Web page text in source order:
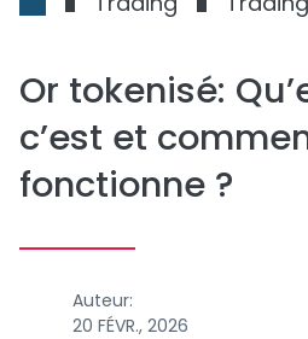
Or tokenisé:
c’est et
fonctionne ?
Auteur:
20 FÉVR., 2026